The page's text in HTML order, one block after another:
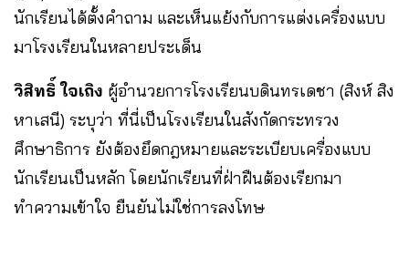
นักเรียนได้ตั้งคำถาม และเห็นแย้งกับการแต่งเครื่องแบบ
มาโรงเรียนในหลายประเด็น
วิสิทธิ์ ใจเถิง ผู้อำนวยการโรงเรียนบดินทรเดชา (สิงห์ สิง
หาเสนี) ระบุว่า ที่นี่เป็นโรงเรียนในสังกัดกระทรวง
ศึกษาธิการ ยังต้องยึดกฎหมายและระเบียบเครื่องแบบ
นักเรียนเป็นหลัก โดยนักเรียนที่ฝ่าฝืนต้องเรียกมา
ทำความเข้าใจ ยืนยันไม่ใช่การลงโทษ